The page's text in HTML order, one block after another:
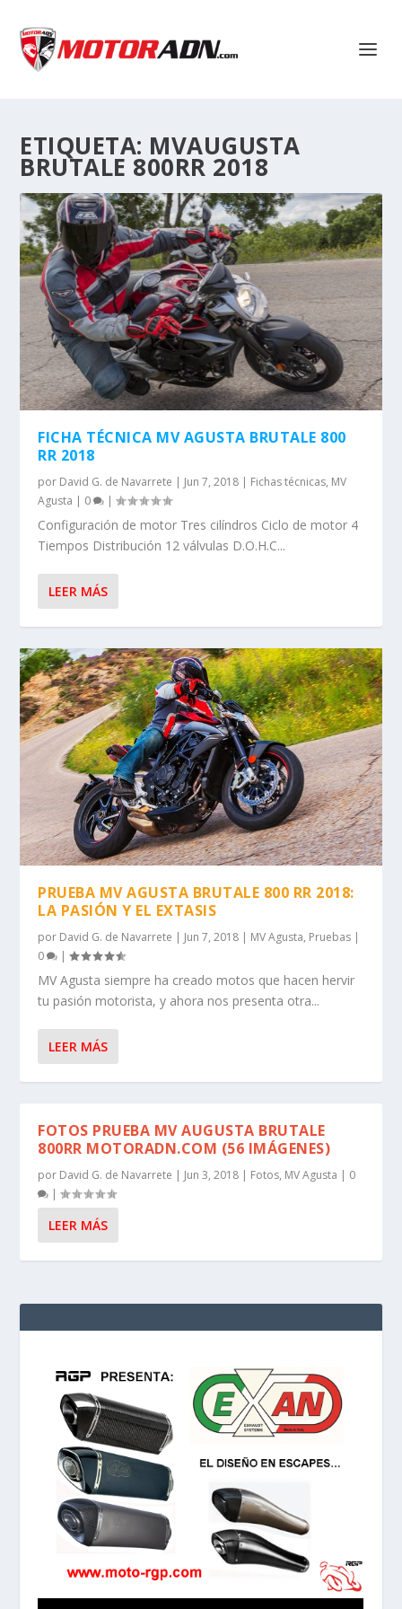
ETIQUETA: MVAUGUSTA
BRUTALE 800RR 2018
FICHA TÉCNICA MV AGUSTA BRUTALE 800
RR 2018
por David G. de Navarrete | Jun 7, 2018 | Fichas técnicas, MV
Agusta | 0 |
Configuración de motor Tres cilíndros Ciclo de motor 4
Tiempos Distribución 12 válvulas D.O.H.C...
LEER MÁS
PRUEBA MV AGUSTA BRUTALE 800 RR 2018:
LA PASIÓN Y EL EXTASIS
por David G. de Navarrete | Jun 7, 2018 | MV Agusta, Pruebas |
0
|
MV Agusta siempre ha creado motos que hacen hervir
tu pasión motorista, y ahora nos presenta otra...
LEER MÁS
FOTOS PRUEBA MV AUGUSTA BRUTALE
800RR MOTORADN.COM (56 IMÁGENES)
por David G. de Navarrete | Jun 3, 2018 | Fotos, MV Agusta | 0
|
LEER MÁS